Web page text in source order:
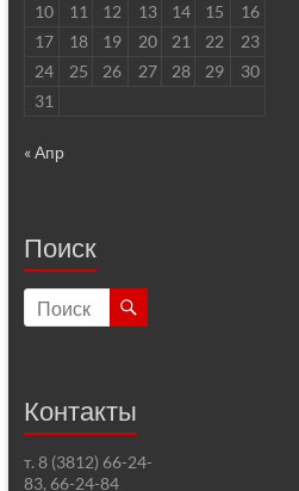
10
11 12 13 14 15
16
17
18 19 20 21 22
23
24
25 26 27 28 29
30
31
« Апр
Поиск
Контакты
т. 8 (3812) 66-24-
83, 66-24-84